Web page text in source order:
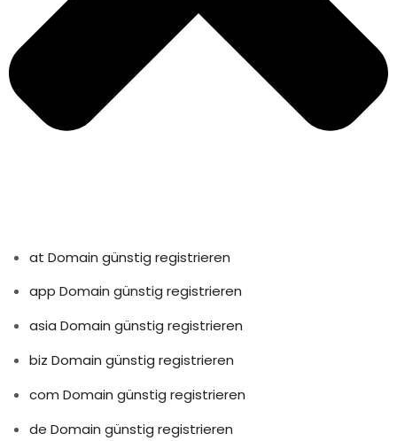
at Domain günstig registrieren
app Domain günstig registrieren
asia Domain günstig registrieren
biz Domain günstig registrieren
com Domain günstig registrieren
de Domain günstig registrieren